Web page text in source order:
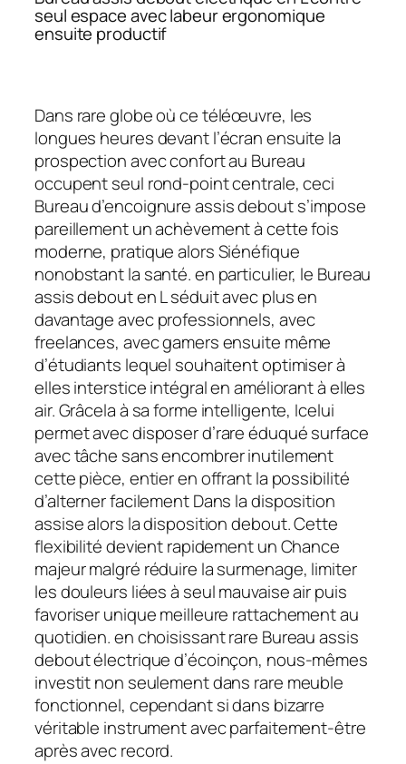
seul espace avec labeur ergonomique
ensuite productif
Dans rare globe où ce téléœuvre, les
longues heures devant l’écran ensuite la
prospection avec confort au Bureau
occupent seul rond-point centrale, ceci
Bureau d’encoignure assis debout s’impose
pareillement un achèvement à cette fois
moderne, pratique alors Siénéfique
nonobstant la santé. en particulier, le Bureau
assis debout en L séduit avec plus en
davantage avec professionnels, avec
freelances, avec gamers ensuite même
d’étudiants lequel souhaitent optimiser à
elles interstice intégral en améliorant à elles
air. Grâcela à sa forme intelligente, Icelui
permet avec disposer d’rare éduqué surface
avec tâche sans encombrer inutilement
cette pièce, entier en offrant la possibilité
d’alterner facilement Dans la disposition
assise alors la disposition debout. Cette
flexibilité devient rapidement un Chance
majeur malgré réduire la surmenage, limiter
les douleurs liées à seul mauvaise air puis
favoriser unique meilleure rattachement au
quotidien. en choisissant rare Bureau assis
debout électrique d’écoinçon, nous-mêmes
investit non seulement dans rare meuble
fonctionnel, cependant si dans bizarre
véritable instrument avec parfaitement-être
après avec record.